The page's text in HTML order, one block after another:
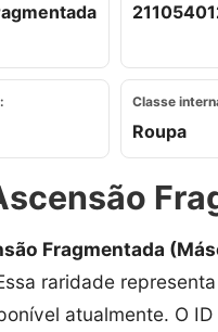
Classe
Roupa
Fragmentada
raridade
atualmente. O